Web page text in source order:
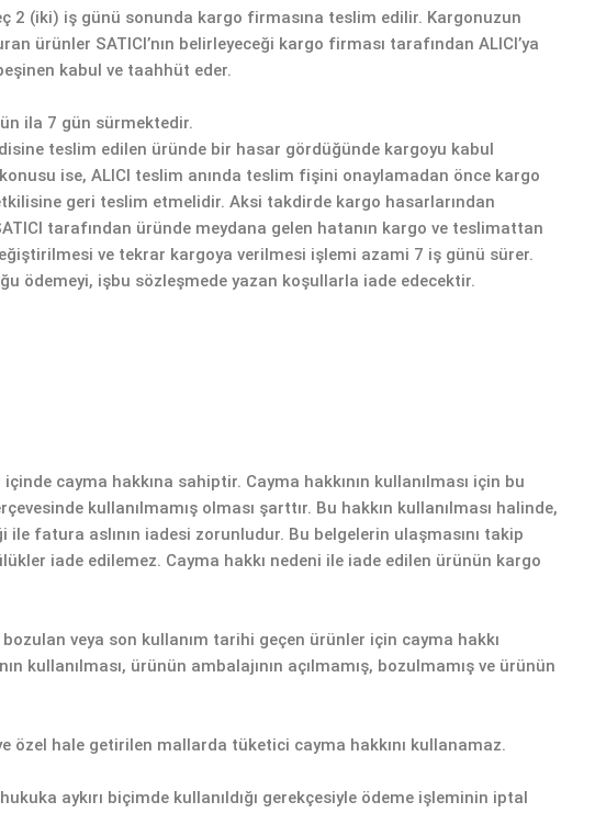
2 (iki) iş günü sonunda kargo firmasına teslim edilir. Kargonuzun
SATICI’nın belirleyeceği kargo firması tarafından ALICI’ya
kabul ve taahhüt eder.
ila 7 gün sürmektedir.
teslim edilen üründe bir hasar gördüğünde kargoyu kabul
ise, ALICI teslim anında teslim fişini onaylamadan önce kargo
geri teslim etmelidir. Aksi takdirde kargo hasarlarından
tarafından üründe meydana gelen hatanın kargo ve teslimattan
ve tekrar kargoya verilmesi işlemi azami 7 iş günü sürer.
ödemeyi, işbu sözleşmede yazan koşullarla iade edecektir.
cayma hakkına sahiptir. Cayma hakkının kullanılması için bu
kullanılmamış olması şarttır. Bu hakkın kullanılması halinde,
fatura aslının iadesi zorunludur. Bu belgelerin ulaşmasını takip
iade edilemez. Cayma hakkı nedeni ile iade edilen ürünün kargo
veya son kullanım tarihi geçen ürünler için cayma hakkı
kullanılması, ürünün ambalajının açılmamış, bozulmamış ve ürünün
özel hale getirilen mallarda tüketici cayma hakkını kullanamaz.
aykırı biçimde kullanıldığı gerekçesiyle ödeme işleminin iptal